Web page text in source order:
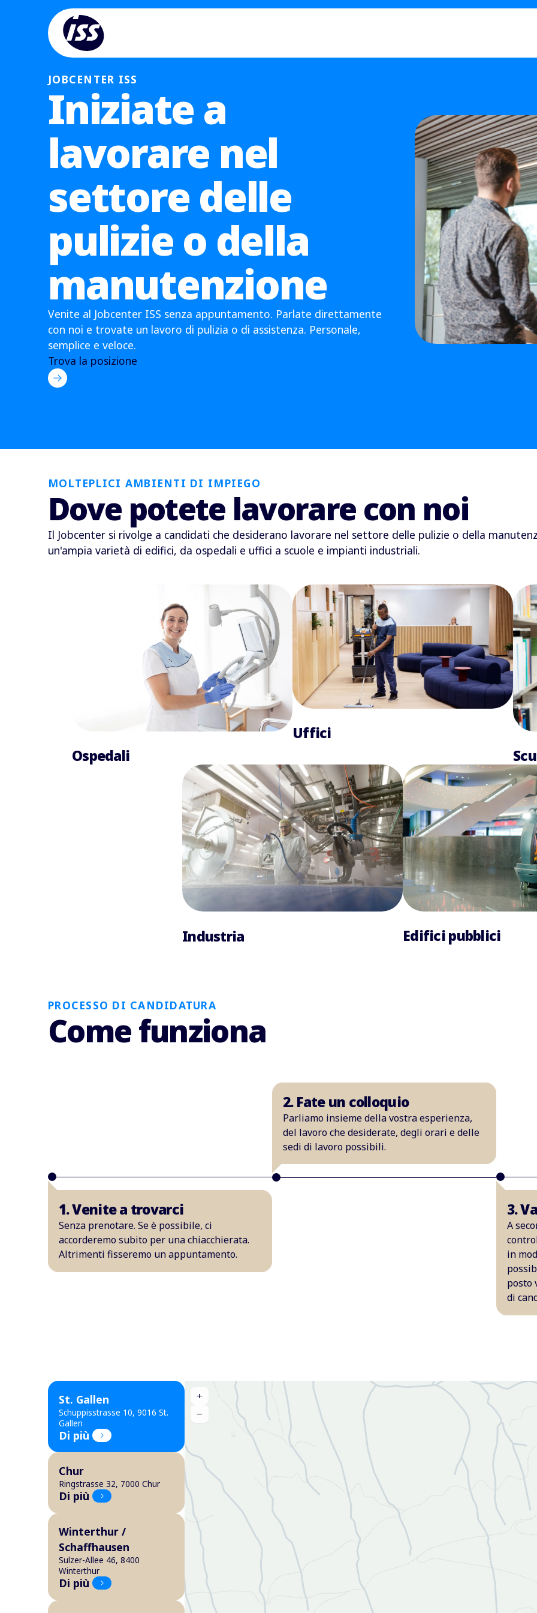
JOBCENTER ISS
Iniziate a
lavorare nel
settore delle
pulizie o della
manutenzione
Venite al Jobcenter ISS senza appuntamento. Parlate direttamente
con noi e trovate un lavoro di pulizia o di assistenza. Personale,
semplice e veloce.
Trova la posizione
MOLTEPLICI AMBIENTI DI IMPIEGO
Dove potete lavorare con noi
Il Jobcenter si rivolge a candidati che desiderano lavorare nel settore delle pulizie o della
un'ampia varietà di edifici, da ospedali e uffici a scuole e impianti industriali.
Ospedali
Uffici
Industria Edifici pubblici
PROCESSO DI CANDIDATURA
Come funziona
1. Venite a trovarci
Senza prenotare. Se è possibile, ci
accorderemo subito per una chiacchierata.
Altrimenti fisseremo un appuntamento.
2. Fate un colloquio
Parliamo insieme della vostra esperienza,
del lavoro che desiderate, degli orari e delle
sedi di lavoro possibili.
3.
A
in
posto
di
St. Gallen
Schuppisstrasse 10, 9016 St.
Gallen
Di più
Chur
Ringstrasse 32, 7000 Chur
Di più
Winterthur /
Schaffhausen
Sulzer-Allee 46, 8400
Winterthur
Di più
+
−